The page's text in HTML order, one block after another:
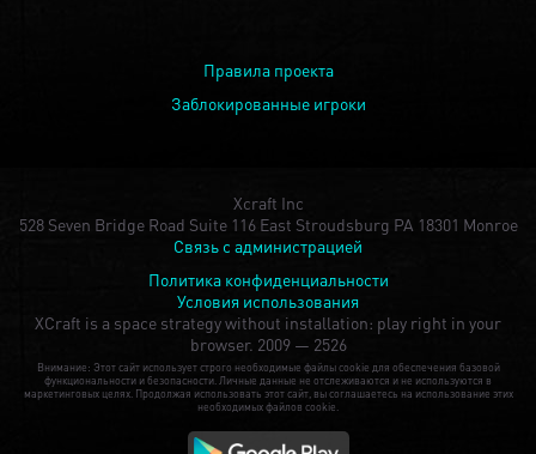
Правила проекта
Заблокированные игроки
Xcraft Inc
528 Seven Bridge Road Suite 116 East Stroudsburg PA 18301 Monroe
Связь с администрацией
Политика конфиденциальности
Условия использования
XCraft is a space strategy without installation: play right in your
browser. 2009 — 2526
Внимание: Этот сайт использует строго необходимые файлы cookie для обеспечения базовой
функциональности и безопасности. Личные данные не отслеживаются и не используются в
маркетинговых целях. Продолжая использовать этот сайт, вы соглашаетесь на использование этих
необходимых файлов cookie.